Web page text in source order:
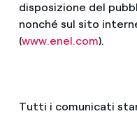
disposizione del
nonché sul sito
(www.enel.com).
Tutti i comunicati